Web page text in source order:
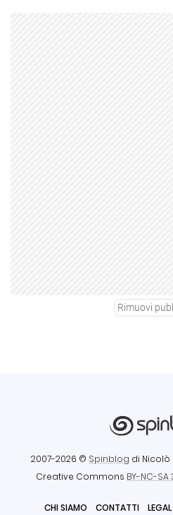
Rimuovi
2007-2026 © Spinblog di Nicolò
Creative Commons BY-NC-SA
CHI SIAMO CONTATTI LEGAL